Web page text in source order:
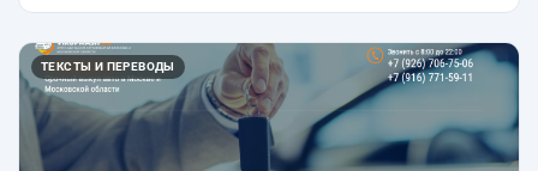
ТЕКСТЫ И ПЕРЕВОДЫ